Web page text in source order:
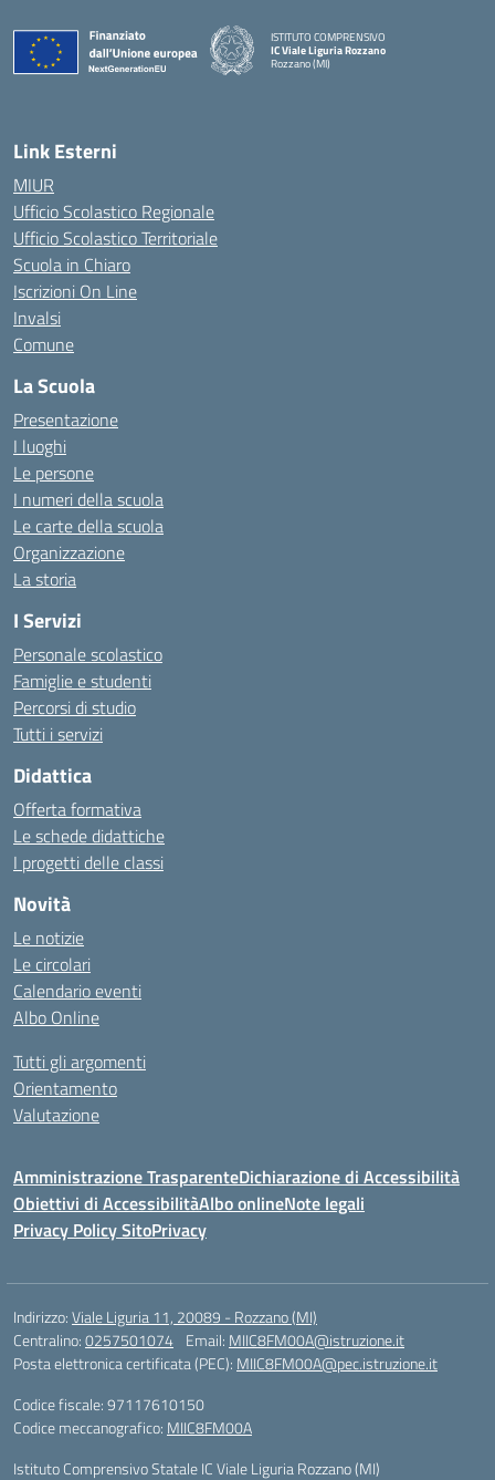
ISTITUTO COMPRENSIVO
IC Viale Liguria Rozzano
Rozzano (MI)
Link Esterni
MIUR
Ufficio Scolastico Regionale
Ufficio Scolastico Territoriale
Scuola in Chiaro
Iscrizioni On Line
Invalsi
Comune
La Scuola
Presentazione
I luoghi
Le persone
I numeri della scuola
Le carte della scuola
Organizzazione
La storia
I Servizi
Personale scolastico
Famiglie e studenti
Percorsi di studio
Tutti i servizi
Didattica
Offerta formativa
Le schede didattiche
I progetti delle classi
Novità
Le notizie
Le circolari
Calendario eventi
Albo Online
Tutti gli argomenti
Orientamento
Valutazione
Amministrazione TrasparenteDichiarazione di Accessibilità
Obiettivi di AccessibilitàAlbo onlineNote legali
Privacy Policy SitoPrivacy
Indirizzo:Viale Liguria 11, 20089 - Rozzano (MI)
Centralino:0257501074 Email: MIIC8FM00A@istruzione.it
Posta elettronica certificata (PEC): MIIC8FM00A@pec.istruzione.it
Codice fiscale: 97117610150
Codice meccanografico: MIIC8FM00A
Istituto Comprensivo Statale IC Viale Liguria Rozzano (MI)